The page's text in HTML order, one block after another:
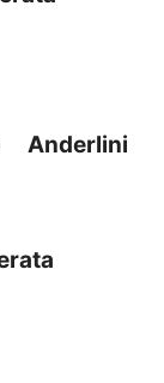
Anderlini